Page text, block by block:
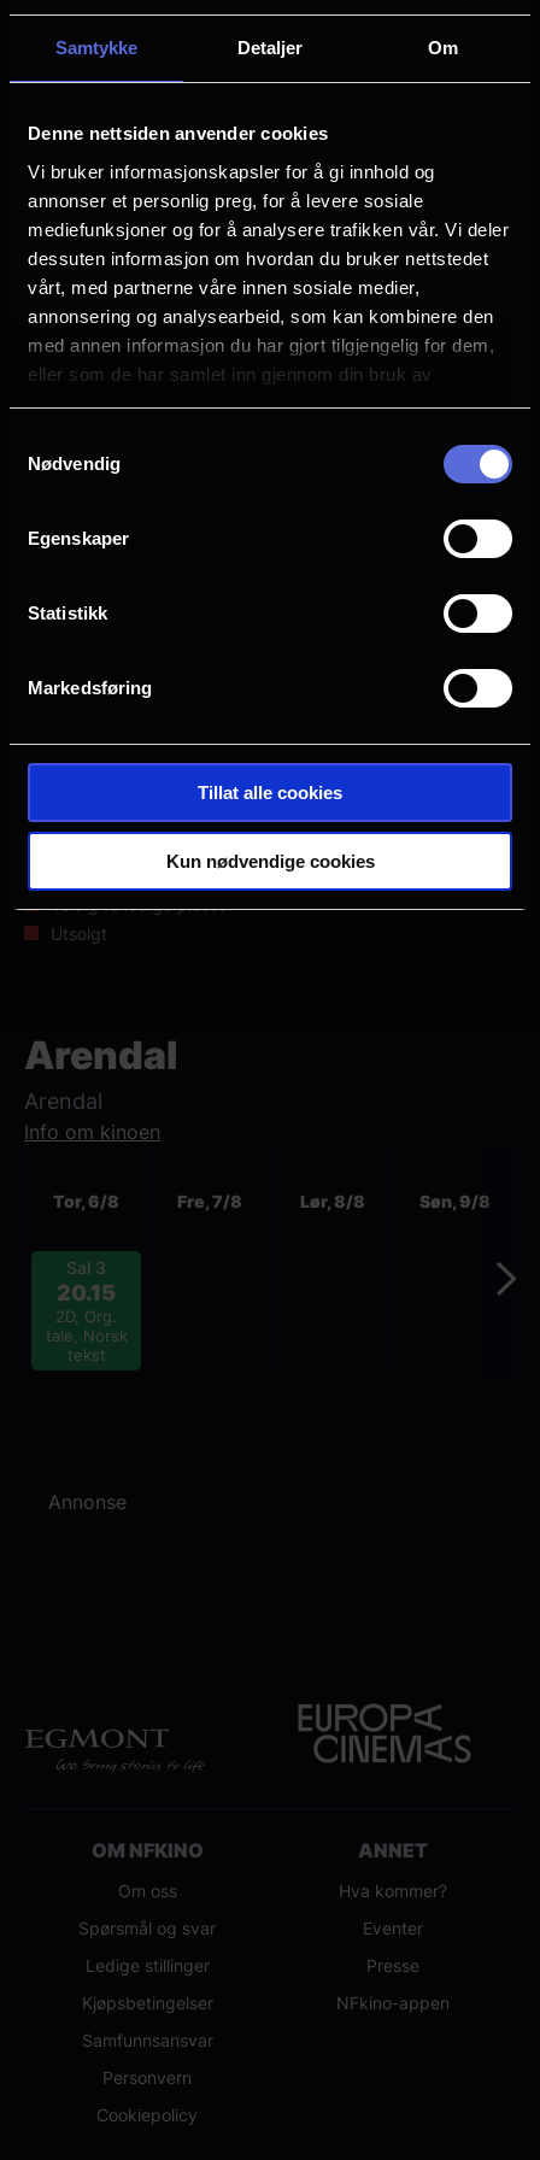
Samtykke Detaljer Om
Denne nettsiden anvender cookies
Vi bruker informasjonskapsler for å gi innhold og
annonser et personlig preg, for å levere sosiale
mediefunksjoner og for å analysere trafikken vår. Vi deler
dessuten informasjon om hvordan du bruker nettstedet
vårt, med partnerne våre innen sosiale medier,
annonsering og analysearbeid, som kan kombinere den
med annen informasjon du har gjort tilgjengelig for dem,
eller som de har samlet inn gjennom din bruk av
tjenestene deres.
Nødvendig
Egenskaper
Statistikk
Markedsføring
Tillat alle cookies
Kun nødvendige cookies
Språk
Sjanger
Distributør
Fidalgo Filmdistribusjon
Alle 2D
Arendal
Arendal
Info om kinoen
Tor, 6/8
Sal 3
20.15
2D, Org.
tale, Norsk
tekst
Fre, 7/8 Lør, 8/8 Søn, 9/8
Veldig få ledige plasser
Utsolgt
Annonse
OM NFKINO
Om oss
Spørsmål og svar
Ledige stillinger
Kjøpsbetingelser
Samfunnsansvar
Personvern
Cookiepolicy
ANNET
Hva kommer?
Eventer
Presse
NFkino-appen